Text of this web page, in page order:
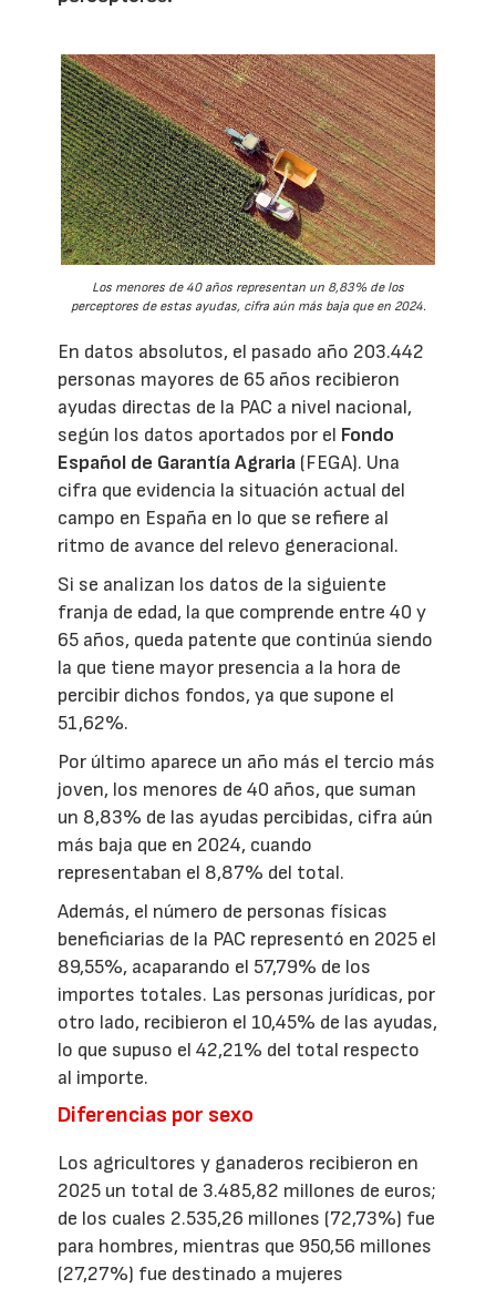
Los menores de 40 años representan un 8,83% de los
perceptores de estas ayudas, cifra aún más baja que en 2024.
En datos absolutos, el pasado año 203.442
personas mayores de 65 años recibieron
ayudas directas de la PAC a nivel nacional,
según los datos aportados por el Fondo
Español de Garantía Agraria (FEGA). Una
cifra que evidencia la situación actual del
campo en España en lo que se refiere al
ritmo de avance del relevo generacional.
Si se analizan los datos de la siguiente
franja de edad, la que comprende entre 40 y
65 años, queda patente que continúa siendo
la que tiene mayor presencia a la hora de
percibir dichos fondos, ya que supone el
51,62%.
Por último aparece un año más el tercio más
joven, los menores de 40 años, que suman
un 8,83% de las ayudas percibidas, cifra aún
más baja que en 2024, cuando
representaban el 8,87% del total.
Además, el número de personas físicas
beneficiarias de la PAC representó en 2025 el
89,55%, acaparando el 57,79% de los
importes totales. Las personas jurídicas, por
otro lado, recibieron el 10,45% de las ayudas,
lo que supuso el 42,21% del total respecto
al importe.
Diferencias por sexo
Los agricultores y ganaderos recibieron en
2025 un total de 3.485,82 millones de euros;
de los cuales 2.535,26 millones (72,73%) fue
para hombres, mientras que 950,56 millones
(27,27%) fue destinado a mujeres